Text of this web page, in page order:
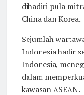
dihadiri pula
China dan Korea.
Sejumlah
Indonesia hadir
Indonesia,
dalam
kawasan ASEAN.